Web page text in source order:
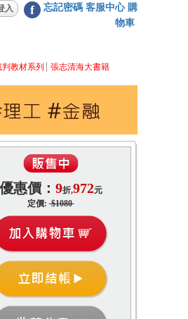
f 忘記密碼 客服中心 購
物車
教材系列 張志清海大書籍
優惠價： 9折,972元
定價:$1080